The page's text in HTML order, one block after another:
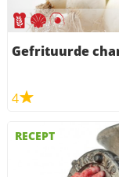
Gefrituurde
4
RECEPT